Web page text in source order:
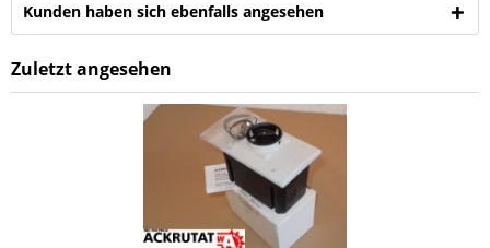
Kunden haben sich ebenfalls angesehen
Zuletzt angesehen